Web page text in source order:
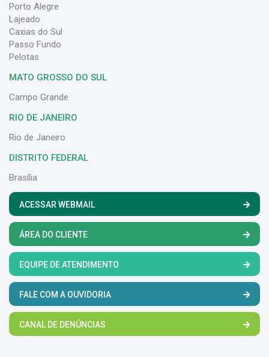
Porto Alegre
Lajeado
Caxias do Sul
Passo Fundo
Pelotas
MATO GROSSO DO SUL
Campo Grande
RIO DE JANEIRO
Rio de Janeiro
DISTRITO FEDERAL
Brasília
ACESSAR WEBMAIL
ÁREA DO CLIENTE
EQUIPE DE ATENDIMENTO
FALE COM A OUVIDORIA
CANAL DE DENÚNCIAS